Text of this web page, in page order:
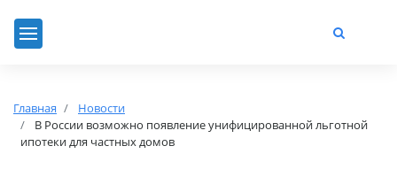
Главная
Новости
В России возможно появление унифицированной льготной
ипотеки для частных домов